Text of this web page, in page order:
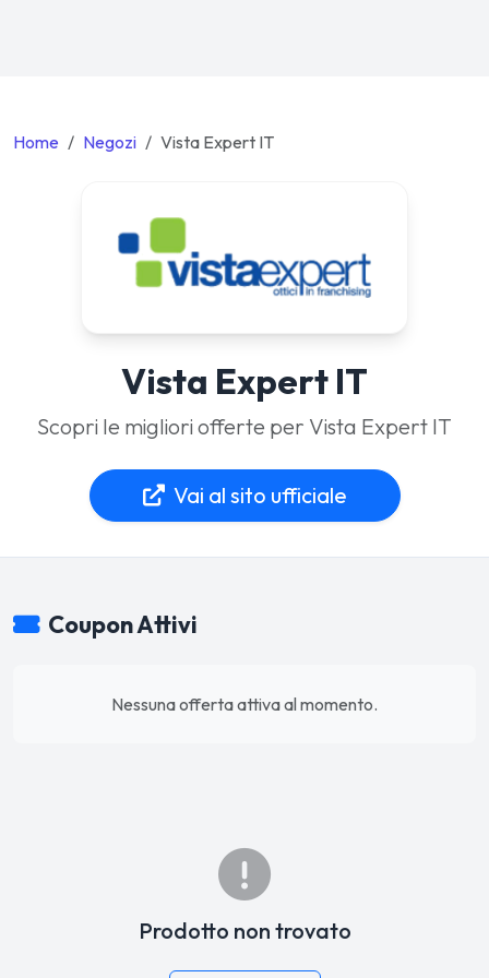
Home Negozi Vista Expert IT
Vista Expert IT
Scopri le migliori offerte per Vista Expert IT
Vai al sito ufficiale
Coupon Attivi
Nessuna offerta attiva al momento.
Prodotto non trovato